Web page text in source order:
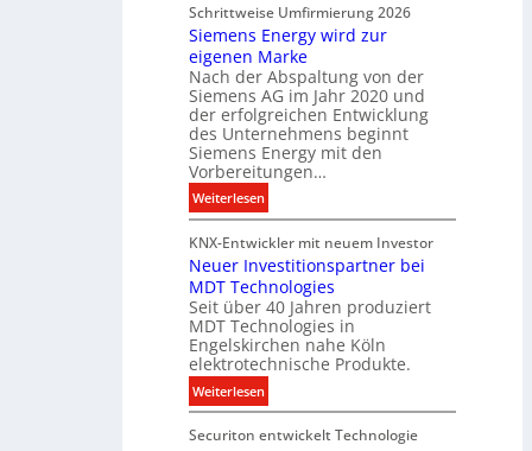
d
B
e
l
e
u
c
h
t
u
n
g
s
t
e
c
h
n
i
k
i
g
i
t
a
l
e
P
r
o
d
u
k
t
d
a
t
e
Schrittweise Umfirmierung 2026
Siemens Energy wird zur
eigenen Marke
Nach der Abspaltung von der
Siemens AG im Jahr 2020 und
der erfolgreichen Entwicklung
des Unternehmens beginnt
Siemens Energy mit den
Vorbereitungen…
Weiterlesen:
S
i
e
m
e
n
s
E
n
r
KNX-Entwickler mit neuem Investor
Neuer Investitionspartner bei
MDT Technologies
Seit über 40 Jahren produziert
MDT Technologies in
Engelskirchen nahe Köln
elektrotechnische Produkte.
Weiterlesen:
N
e
Securiton entwickelt Technologie